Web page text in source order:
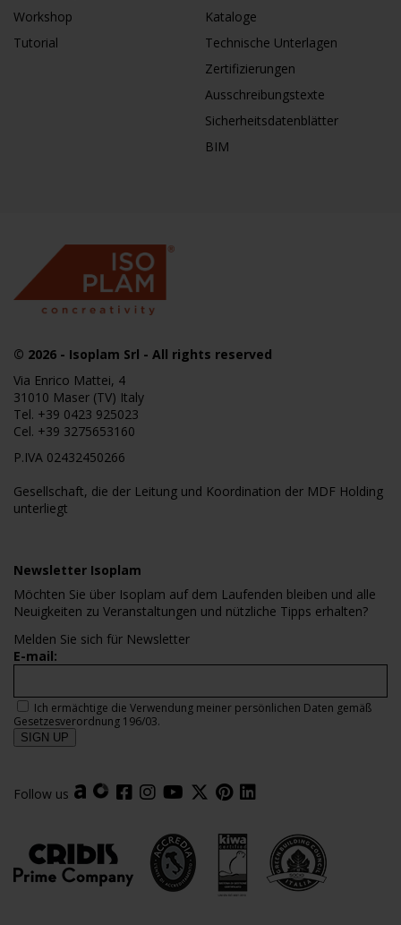
Workshop
Tutorial
Kataloge
Technische Unterlagen
Zertifizierungen
Ausschreibungstexte
Sicherheitsdatenblätter
BIM
© 2026 - Isoplam Srl - All rights reserved
Via Enrico Mattei, 4
31010 Maser (TV) Italy
Tel. +39 0423 925023
Cel. +39 3275653160
P.IVA 02432450266
Gesellschaft, die der Leitung und Koordination der MDF Holding
unterliegt
Newsletter Isoplam
Möchten Sie über Isoplam auf dem Laufenden bleiben und alle
Neuigkeiten zu Veranstaltungen und nützliche Tipps erhalten?
Melden Sie sich für Newsletter
E-mail:
Ich ermächtige die Verwendung meiner persönlichen Daten gemäß
Gesetzesverordnung 196/03.
Follow us